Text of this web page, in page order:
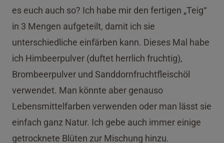
es euch auch so? Ich habe mir den fertigen „Teig“
in 3 Mengen aufgeteilt, damit ich sie
unterschiedliche einfärben kann. Dieses Mal habe
ich Himbeerpulver (duftet herrlich fruchtig),
Brombeerpulver und Sanddornfruchtfleischöl
verwendet. Man könnte aber genauso
Lebensmittelfarben verwenden oder man lässt sie
einfach ganz Natur. Ich gebe auch immer einige
getrocknete Blüten zur Mischung hinzu.